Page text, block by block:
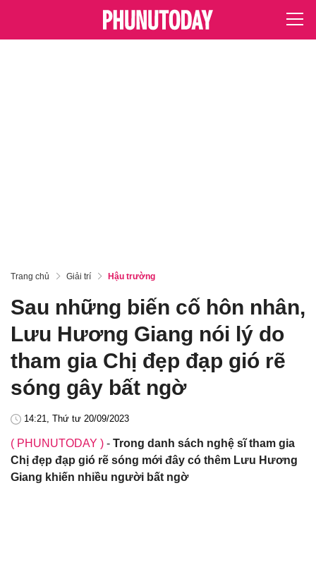
Trang chủ Giải trí Hậu trường
Sau những biến cố hôn nhân,
Lưu Hương Giang nói lý do
tham gia Chị đẹp đạp gió rẽ
sóng gây bất ngờ
14:21, Thứ tư 20/09/2023
( PHUNUTODAY ) - Trong danh sách nghệ sĩ tham gia
Chị đẹp đạp gió rẽ sóng mới đây có thêm Lưu Hương
Giang khiến nhiều người bất ngờ